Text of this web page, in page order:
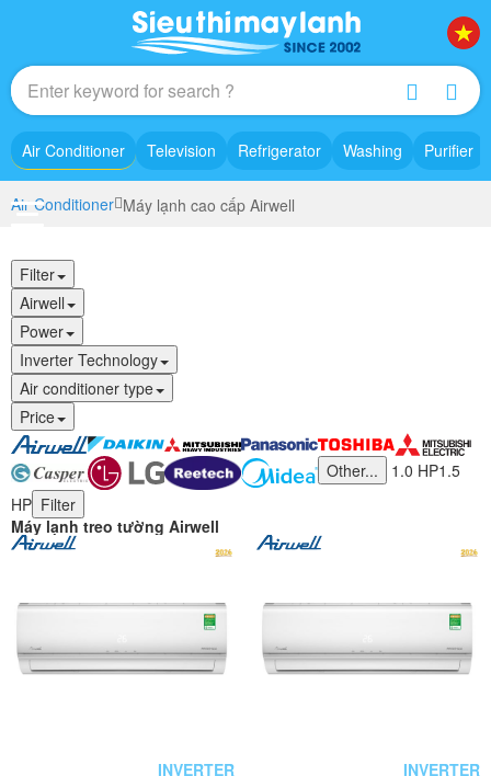
Air Conditioner Television Refrigerator Washing Purifier
Air Conditioner Máy lạnh cao cấp Airwell
Filter
Airwell
Power
Inverter Technology
Air conditioner type
Price
Other... 1.0 HP1.5
HP Filter
Máy lạnh treo tường Airwell
INVERTER INVERTER